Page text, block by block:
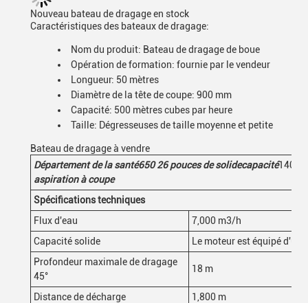
Nouveau bateau de dragage en stock
Caractéristiques des bateaux de dragage:
Nom du produit: Bateau de dragage de boue
Opération de formation: fournie par le vendeur
Longueur: 50 mètres
Diamètre de la tête de coupe: 900 mm
Capacité: 500 mètres cubes par heure
Taille: Dégresseuses de taille moyenne et petite
Bateau de dragage à vendre
Département de la santé650 26 pouces de solidecapacité1400
aspiration à coupe
Spécifications techniques
Flux d'eau
7,000 m3/h
Capacité solide
Le moteur est équipé d'un
Profondeur maximale de dragage
45°
18 m
Distance de décharge
1,800 m